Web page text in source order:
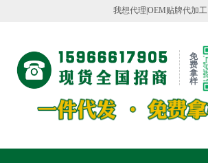
我想代理|OEM贴牌代加工
免
费
拿
样